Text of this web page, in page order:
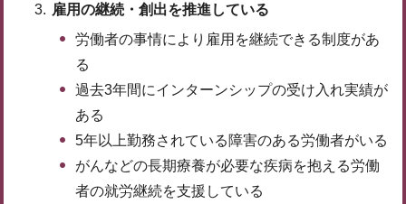
雇用の継続・創出を推進している
労働者の事情により雇用を継続できる制度があ
る
過去3年間にインターンシップの受け入れ実績が
ある
5年以上勤務されている障害のある労働者がいる
がんなどの長期療養が必要な疾病を抱える労働
者の就労継続を支援している